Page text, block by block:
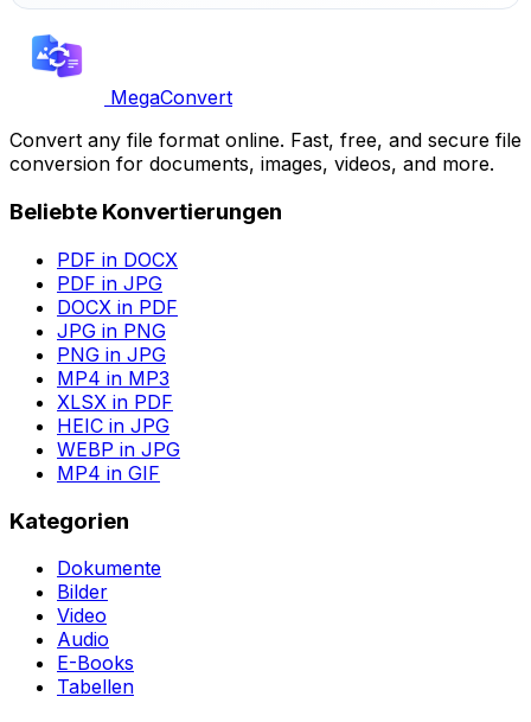
MegaConvert
Convert any file format online. Fast, free, and secure file
conversion for documents, images, videos, and more.
Beliebte Konvertierungen
PDF in DOCX
PDF in JPG
DOCX in PDF
JPG in PNG
PNG in JPG
MP4 in MP3
XLSX in PDF
HEIC in JPG
WEBP in JPG
MP4 in GIF
Kategorien
Dokumente
Bilder
Video
Audio
E-Books
Tabellen